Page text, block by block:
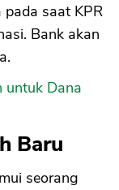
pada saat KPR
Bank akan
untuk Dana
Baru
seorang